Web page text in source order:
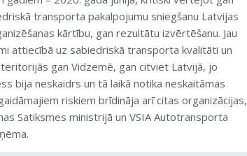
transporta pakalpojumu sniegšanu Latvijas
kārtību, gan rezultātu izvērtēšanu. Jau
attiecībā uz sabiedriskā transporta kvalitāti un
gan Vidzemē, gan citviet Latvijā, jo
bija neskaidrs un tā laikā notika neskaitāmas
riskiem brīdināja arī citas organizācijas,
Satiksmes ministrijā un VSIA Autotransporta